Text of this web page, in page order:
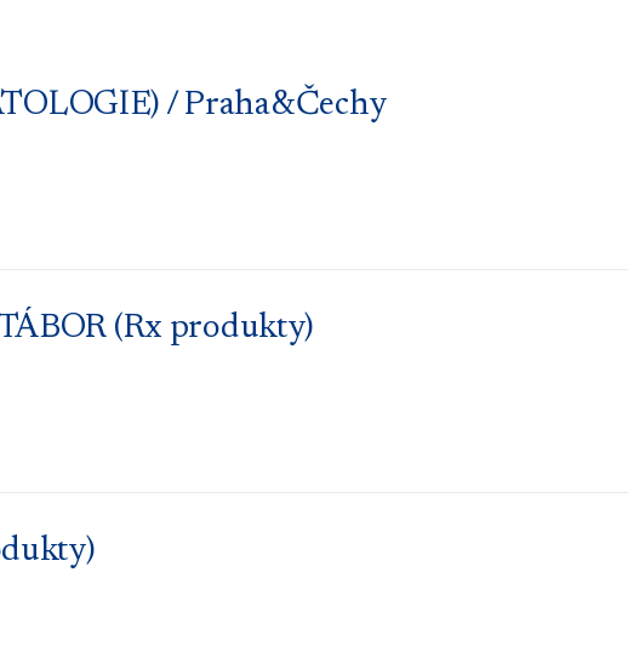
/ Praha&Čechy
(Rx produkty)